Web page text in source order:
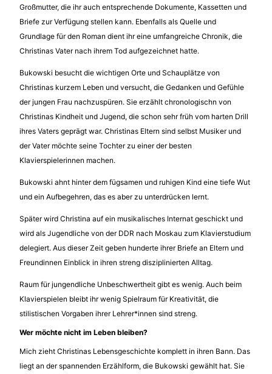
Großmutter, die ihr auch entsprechende Dokumente, Kassetten und
Briefe zur Verfügung stellen kann. Ebenfalls als Quelle und
Grundlage für den Roman dient ihr eine umfangreiche Chronik, die
Christinas Vater nach ihrem Tod aufgezeichnet hatte.
Bukowski besucht die wichtigen Orte und Schauplätze von
Christinas kurzem Leben und versucht, die Gedanken und Gefühle
der jungen Frau nachzuspüren. Sie erzählt chronologischn von
Christinas Kindheit und Jugend, die schon sehr früh vom harten Drill
ihres Vaters geprägt war. Christinas Eltern sind selbst Musiker und
der Vater möchte seine Tochter zu einer der besten
Klavierspielerinnen machen.
Bukowski ahnt hinter dem fügsamen und ruhigen Kind eine tiefe Wut
und ein Aufbegehren, das es aber zu unterdrücken lernt.
Später wird Christina auf ein musikalisches Internat geschickt und
wird als Jugendliche von der DDR nach Moskau zum Klavierstudium
delegiert. Aus dieser Zeit geben hunderte ihrer Briefe an Eltern und
Freundinnen Einblick in ihren streng disziplinierten Alltag.
Raum für jungendliche Unbeschwertheit gibt es wenig. Auch beim
Klavierspielen bleibt ihr wenig Spielraum für Kreativität, die
stilistischen Vorgaben ihrer Lehrer*innen sind streng.
Wer möchte nicht im Leben bleiben?
Mich zieht Christinas Lebensgeschichte komplett in ihren Bann. Das
liegt an der spannenden Erzählform, die Bukowski gewählt hat. Sie